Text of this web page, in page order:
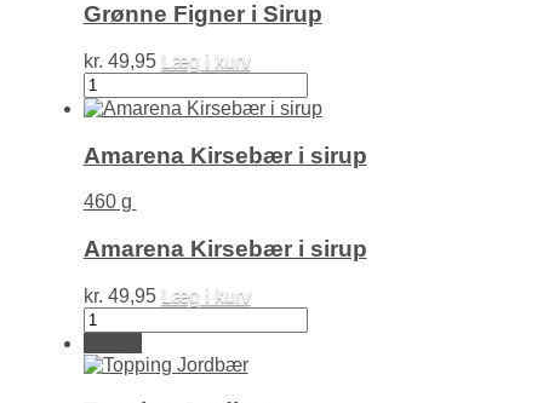
Grønne Figner i Sirup
kr. 49,95
Læg i kurv
Grønne
Figner
Sirup
antal
Amarena Kirsebær i sirup
460 g
Amarena Kirsebær i sirup
kr. 49,95
Læg i kurv
Amarena
Kirsebær
i